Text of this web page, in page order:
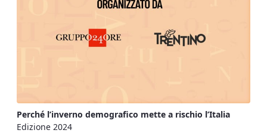
Perché l’inverno demografico mette a rischio l’Italia
Edizione 2024